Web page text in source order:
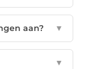
aan? ▼
▼